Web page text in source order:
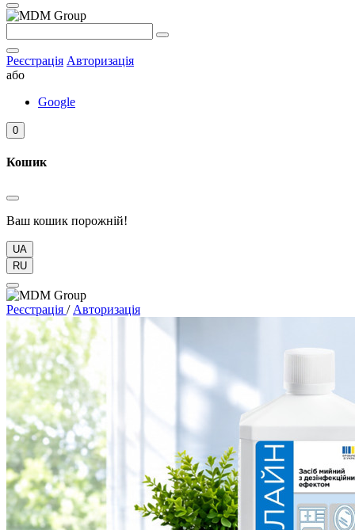
Реєстрація Авторизація
або
Google
0
Кошик
Ваш кошик порожній!
UA
RU
Реєстрація / Авторизація